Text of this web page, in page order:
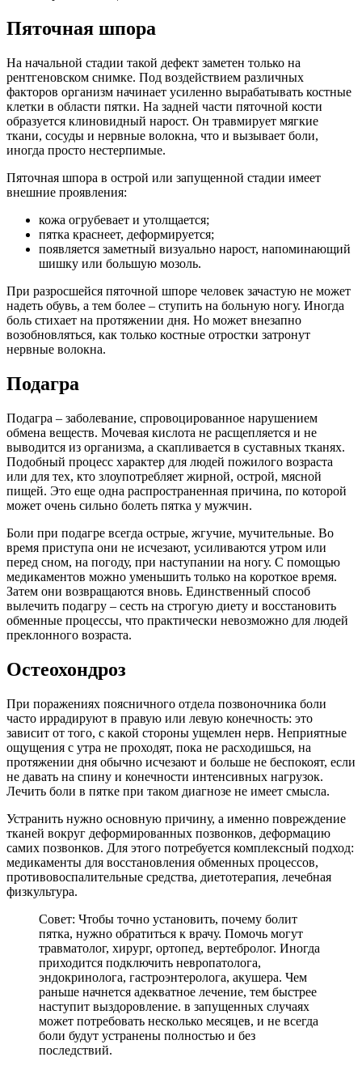
Пяточная шпора
На начальной стадии такой дефект заметен только на
рентгеновском снимке. Под воздействием различных
факторов организм начинает усиленно вырабатывать костные
клетки в области пятки. На задней части пяточной кости
образуется клиновидный нарост. Он травмирует мягкие
ткани, сосуды и нервные волокна, что и вызывает боли,
иногда просто нестерпимые.
Пяточная шпора в острой или запущенной стадии имеет
внешние проявления:
кожа огрубевает и утолщается;
пятка краснеет, деформируется;
появляется заметный визуально нарост, напоминающий
шишку или большую мозоль.
При разросшейся пяточной шпоре человек зачастую не может
надеть обувь, а тем более – ступить на больную ногу. Иногда
боль стихает на протяжении дня. Но может внезапно
возобновляться, как только костные отростки затронут
нервные волокна.
Подагра
Подагра – заболевание, спровоцированное нарушением
обмена веществ. Мочевая кислота не расщепляется и не
выводится из организма, а скапливается в суставных тканях.
Подобный процесс характер для людей пожилого возраста
или для тех, кто злоупотребляет жирной, острой, мясной
пищей. Это еще одна распространенная причина, по которой
может очень сильно болеть пятка у мужчин.
Боли при подагре всегда острые, жгучие, мучительные. Во
время приступа они не исчезают, усиливаются утром или
перед сном, на погоду, при наступании на ногу. С помощью
медикаментов можно уменьшить только на короткое время.
Затем они возвращаются вновь. Единственный способ
вылечить подагру – сесть на строгую диету и восстановить
обменные процессы, что практически невозможно для людей
преклонного возраста.
Остеохондроз
При поражениях поясничного отдела позвоночника боли
часто иррадируют в правую или левую конечность: это
зависит от того, с какой стороны ущемлен нерв. Неприятные
ощущения с утра не проходят, пока не расходишься, на
протяжении дня обычно исчезают и больше не беспокоят, если
не давать на спину и конечности интенсивных нагрузок.
Лечить боли в пятке при таком диагнозе не имеет смысла.
Устранить нужно основную причину, а именно повреждение
тканей вокруг деформированных позвонков, деформацию
самих позвонков. Для этого потребуется комплексный подход:
медикаменты для восстановления обменных процессов,
противовоспалительные средства, диетотерапия, лечебная
физкультура.
Совет: Чтобы точно установить, почему болит
пятка, нужно обратиться к врачу. Помочь могут
травматолог, хирург, ортопед, вертебролог. Иногда
приходится подключить невропатолога,
эндокринолога, гастроэнтеролога, акушера. Чем
раньше начнется адекватное лечение, тем быстрее
наступит выздоровление. в запущенных случаях
может потребовать несколько месяцев, и не всегда
боли будут устранены полностью и без
последствий.